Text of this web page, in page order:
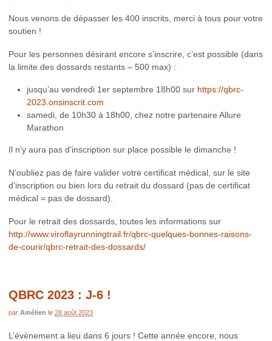
Nous venons de dépasser les 400 inscrits, merci à tous pour votre
soutien !
Pour les personnes désirant encore s’inscrire, c’est possible (dans
la limite des dossards restants – 500 max) :
jusqu’au vendredi 1er septembre 18h00 sur https://qbrc-
2023.onsinscrit.com
samedi, de 10h30 à 18h00, chez notre partenaire Allure
Marathon
Il n’y aura pas d’inscription sur place possible le dimanche !
N’oubliez pas de faire valider votre certificat médical, sur le site
d’inscription ou bien lors du retrait du dossard (pas de certificat
médical = pas de dossard).
Pour le retrait des dossards, toutes les informations sur
http://www.viroflayrunningtrail.fr/qbrc-quelques-bonnes-raisons-
de-courir/qbrc-retrait-des-dossards/
QBRC 2023 : J-6 !
par Amélien le 28 août 2023
L’évènement a lieu dans 6 jours ! Cette année encore, nous